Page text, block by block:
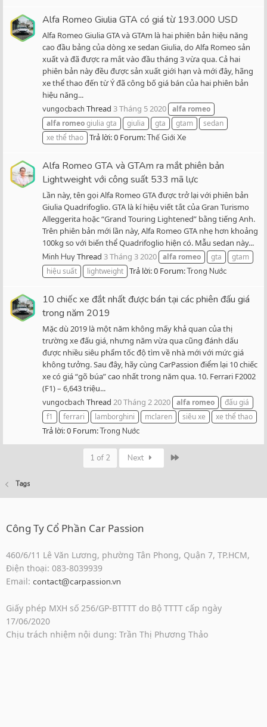
Alfa Romeo Giulia GTA có giá từ 193.000 USD
Alfa Romeo Giulia GTA và GTAm là hai phiên bản hiệu năng
cao đầu bảng của dòng xe sedan Giulia, do Alfa Romeo sản
xuất và đã được ra mắt vào đầu tháng 3 vừa qua. Cả hai
phiên bản này đều được sản xuất giới hạn và mới đây, hãng
xe thể thao đến từ Ý đã công bố giá bán của hai phiên bản
hiệu năng...
vungocbach Thread 3 Tháng 5 2020 alfa romeo
alfa romeogiulia gta giulia gta gtam
sedan
xe thể thao Trả lời: 0 Forum:Thế Giới Xe
Alfa Romeo GTA và GTAm ra mắt phiên bản
Lightweight với công suất 533 mã lực
Lần này, tên gọi Alfa Romeo GTA được trở lại với phiên bản
Giulia Quadrifoglio. GTA là kí hiệu viết tắt của Gran Turismo
Alleggerita hoặc “Grand Touring Lightened” bằng tiếng Anh.
Trên phiên bản mới lần này, Alfa Romeo GTA nhẹ hơn khoảng
100kg so với biến thể Quadrifoglio hiện có. Mẫu sedan này...
Minh HuyThread 3 Tháng 3 2020 alfa romeo gta
gtam
hiệu suất
lightweight Trả lời: 0 Forum:Trong Nước
10 chiếc xe đắt nhất được bán tại các phiên đấu giá
trong năm 2019
Mặc dù 2019 là một năm không mấy khả quan của thị
trường xe đấu giá, nhưng năm vừa qua cũng đánh dấu
được nhiều siêu phẩm tốc độ tìm về nhà mới với mức giá
không tưởng. Sau đây, hãy cùng CarPassion điểm lại 10 chiếc
xe có giá “gõ búa” cao nhất trong năm qua. 10. Ferrari F2002
(F1) – 6,643 triệu...
vungocbach Thread 20 Tháng 2 2020 alfa romeo
đấu giá
f1
ferrari lamborghini mclaren siêu xe xe thể thao
Trả lời: 0 Forum:Trong Nước
1 of 2 Next
Tags
Công Ty Cổ Phần Car Passion
460/6/11 Lê Văn Lương, phường Tân Phong, Quận 7, TP.HCM,
Điện thoại: 083-8039939
Email: contact@carpassion.vn
Giấy phép MXH số 256/GP-BTTTT do Bộ TTTT cấp ngày
17/06/2020
Chịu trách nhiệm nội dung: Trần Thị Phương Thảo